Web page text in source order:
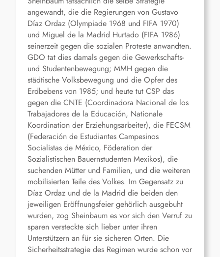
angewandt, die die Regierungen von Gustavo
Díaz Ordaz (Olympiade 1968 und FIFA 1970)
und Miguel de la Madrid Hurtado (FIFA 1986)
seinerzeit gegen die sozialen Proteste anwandten.
GDO tat dies damals gegen die Gewerkschafts-
und Studentenbewegung; MMH gegen die
städtische Volksbewegung und die Opfer des
Erdbebens von 1985; und heute tut CSP das
gegen die CNTE (Coordinadora Nacional de los
Trabajadores de la Educación, Nationale
Koordination der Erziehungsarbeiter), die FECSM
(Federación de Estudiantes Campesinos
Socialistas de México, Föderation der
Sozialistischen Bauernstudenten Mexikos), die
suchenden Mütter und Familien, und die weiteren
mobilisierten Teile des Volkes. Im Gegensatz zu
Díaz Ordaz und de la Madrid die beiden den
jeweiligen Eröffnungsfeier gehörlich ausgebuht
wurden, zog Sheinbaum es vor sich den Verruf zu
sparen versteckte sich lieber unter ihren
Unterstützern an für sie sicheren Orten. Die
Sicherheitsstrategie des Regimen wurde schon vor